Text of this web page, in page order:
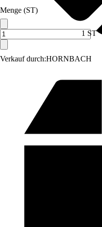
Verkauf durch:HORNBACH
Menge (ST)
1 ST